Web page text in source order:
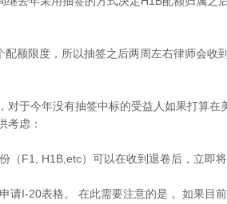
限度，所以抽签之后两周左右律师会收
今年没有抽签中标的受益人如果打算在
考虑：
（F1, H1B,etc）可以在收到退卷后，立即
请I-20表格。 在此需要注意的是， 如果目